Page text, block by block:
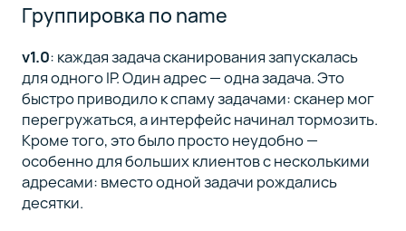
Группировка по name
v1.0: каждая задача сканирования запускалась
для одного IP. Один адрес — одна задача. Это
быстро приводило к спаму задачами: сканер мог
перегружаться, а интерфейс начинал тормозить.
Кроме того, это было просто неудобно —
особенно для больших клиентов с несколькими
адресами: вместо одной задачи рождались
десятки.